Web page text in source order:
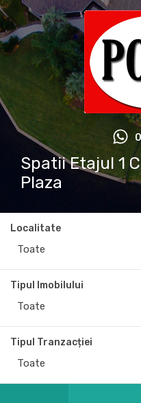
Spatii Etajul 1
Plaza
Localitate
Toate
Tipul Imobilului
Toate
Tipul Tranzacției
Toate